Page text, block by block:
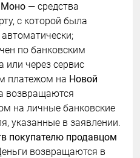
Моно — средства
с которой была
по банковским
или через сервис
платежом на Новой
возвращаются
на личные банковские
указанные в заявлении.
покупателю продавцом
возвращаются в